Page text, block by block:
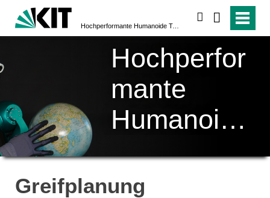
Hochperformante Humanoide Technologien (H²T)
Hochperfor
mante
Humanoide
Technologi
en (H²T)
Greifplanung